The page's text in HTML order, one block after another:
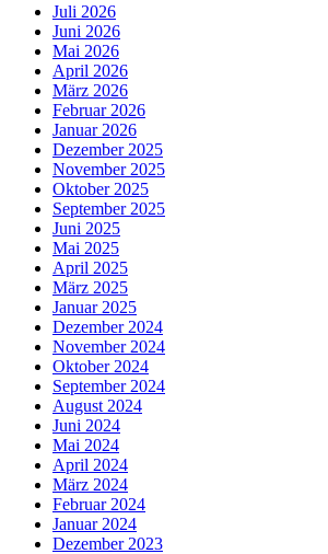
Juli 2026
Juni 2026
Mai 2026
April 2026
März 2026
Februar 2026
Januar 2026
Dezember 2025
November 2025
Oktober 2025
September 2025
Juni 2025
Mai 2025
April 2025
März 2025
Januar 2025
Dezember 2024
November 2024
Oktober 2024
September 2024
August 2024
Juni 2024
Mai 2024
April 2024
März 2024
Februar 2024
Januar 2024
Dezember 2023